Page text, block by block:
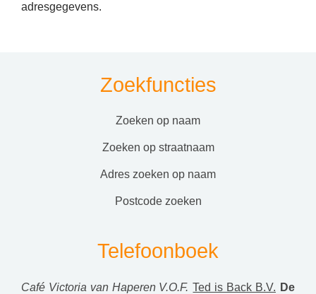
adresgegevens.
Zoekfuncties
zoeken op naam
zoeken op straatnaam
adres zoeken op naam
postcode zoeken
Telefoonboek
Café Victoria van Haperen V.O.F. Ted is Back B.V. De